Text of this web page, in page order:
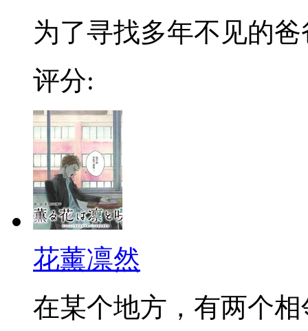
为了寻找多年不见的爸
评分:
花薰凛然
在某个地方，有两个相